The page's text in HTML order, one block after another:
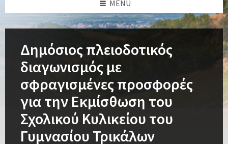
MENU
Δημόσιος πλειοδοτικός
διαγωνισμός με
σφραγισμένες προσφορές
για την Εκμίσθωση του
Σχολικού Κυλικείου του
Γυμνασίου Τρικάλων